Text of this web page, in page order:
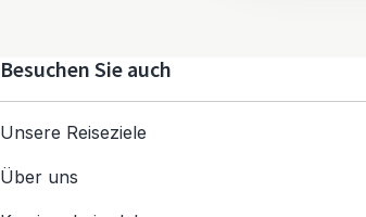
Besuchen Sie auch
Unsere Reiseziele
Über uns